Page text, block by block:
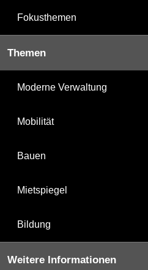
Fokusthemen
Themen
Moderne Verwaltung
Mobilität
Bauen
Mietspiegel
Bildung
Weitere Informationen